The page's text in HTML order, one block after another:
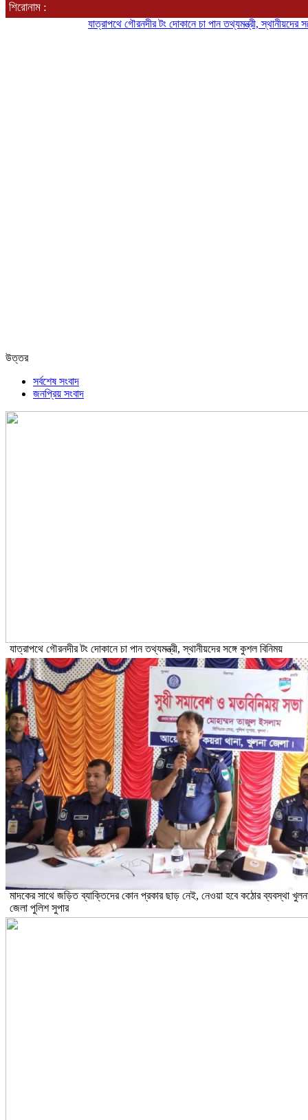
শিরোনাম :
যাত্রাপথে গৌরনদীর টং দোকানে চা পান তথ্যমন্ত্রী, স্থানীয়দের সঙ্গে কুশল
উত্তর
সর্বশেষ সংবাদ
জনপ্রিয় সংবাদ
যাত্রাপথে গৌরনদীর টং দোকানে চা পান তথ্যমন্ত্রী, স্থানীয়দের সঙ্গে কুশল বিনিময়
মাদকের সাথে জড়িত ব্যাক্তিদের কোন প্রকার ছাড় নেই, নেওয়া হবে কঠোর ব্যবস্থা
জেলা পুলিশ সুপার